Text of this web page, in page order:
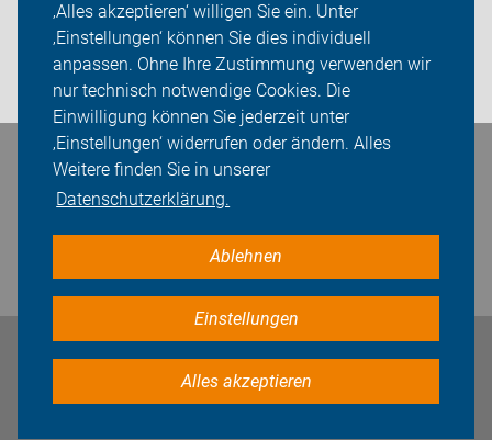
‚Alles akzeptieren‘ willigen Sie ein. Unter
‚Einstellungen‘ können Sie dies individuell
anpassen. Ohne Ihre Zustimmung verwenden wir
nur technisch notwendige Cookies. Die
Einwilligung können Sie jederzeit unter
‚Einstellungen‘ widerrufen oder ändern. Alles
Weitere finden Sie in unserer
Datenschutzerklärung.
Ablehnen
Einstellungen
Alles akzeptieren
Presse
Login
Bleiben Sie in Kontakt
Impressum Datenschutz Cookie-Einstellungen